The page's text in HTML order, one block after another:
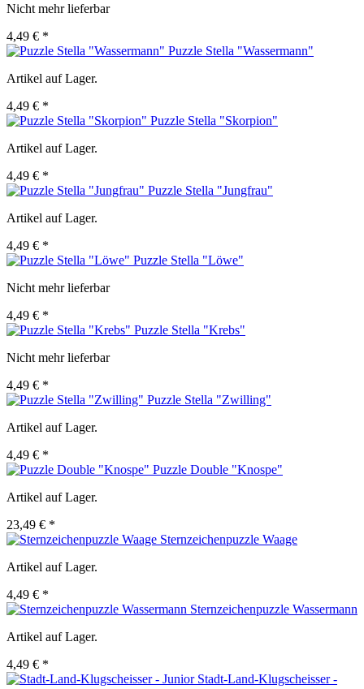
Nicht mehr lieferbar
4,49 € *
Puzzle Stella "Wassermann"
Artikel auf Lager.
4,49 € *
Puzzle Stella "Skorpion"
Artikel auf Lager.
4,49 € *
Puzzle Stella "Jungfrau"
Artikel auf Lager.
4,49 € *
Puzzle Stella "Löwe"
Nicht mehr lieferbar
4,49 € *
Puzzle Stella "Krebs"
Nicht mehr lieferbar
4,49 € *
Puzzle Stella "Zwilling"
Artikel auf Lager.
4,49 € *
Puzzle Double "Knospe"
Artikel auf Lager.
23,49 € *
Sternzeichenpuzzle Waage
Artikel auf Lager.
4,49 € *
Sternzeichenpuzzle Wassermann
Artikel auf Lager.
4,49 € *
Stadt-Land-Klugscheisser -